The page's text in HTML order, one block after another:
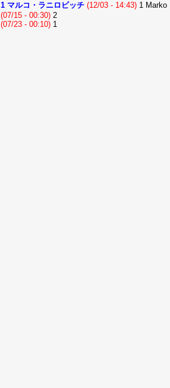
1 マルコ・ラニロビッチ (12/03 - 14:43) 1 Marko
(07/15 - 00:30) 2
(07/23 - 00:10) 1